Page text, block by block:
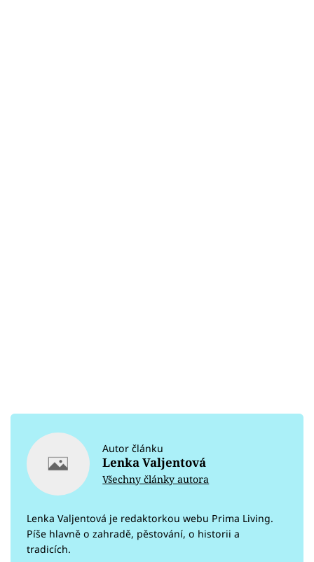
Autor článku
Lenka Valjentová
Všechny články autora
Lenka Valjentová je redaktorkou webu Prima Living.
Píše hlavně o zahradě, pěstování, o historii a
tradicích.